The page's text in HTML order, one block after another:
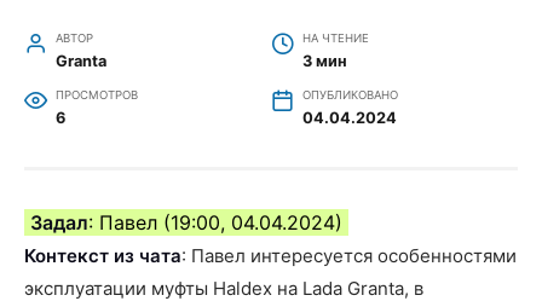
АВТОР
Granta
НА ЧТЕНИЕ
3 мин
ПРОСМОТРОВ
6
ОПУБЛИКОВАНО
04.04.2024
Задал: Павел (19:00, 04.04.2024)
Контекст из чата: Павел интересуется особенностями
эксплуатации муфты Haldex на Lada Granta, в